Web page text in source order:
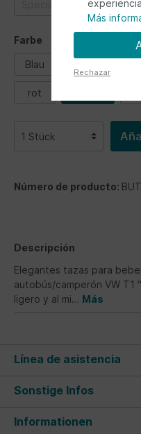
Special vehicles
Farbe
Blau
rot
Número de producto:
Descripción
Elegantes tazas para
autobús/camperón VW T1
ligero y al mi… Más
Línea de asistencia
Sonstige Infos
Informationen
Más
Rechazar